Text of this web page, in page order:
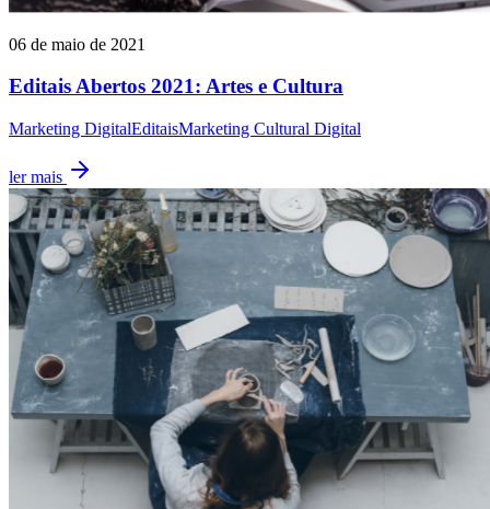
06 de maio de 2021
Editais Abertos 2021: Artes e Cultura
Marketing DigitalEditaisMarketing Cultural Digital
ler mais